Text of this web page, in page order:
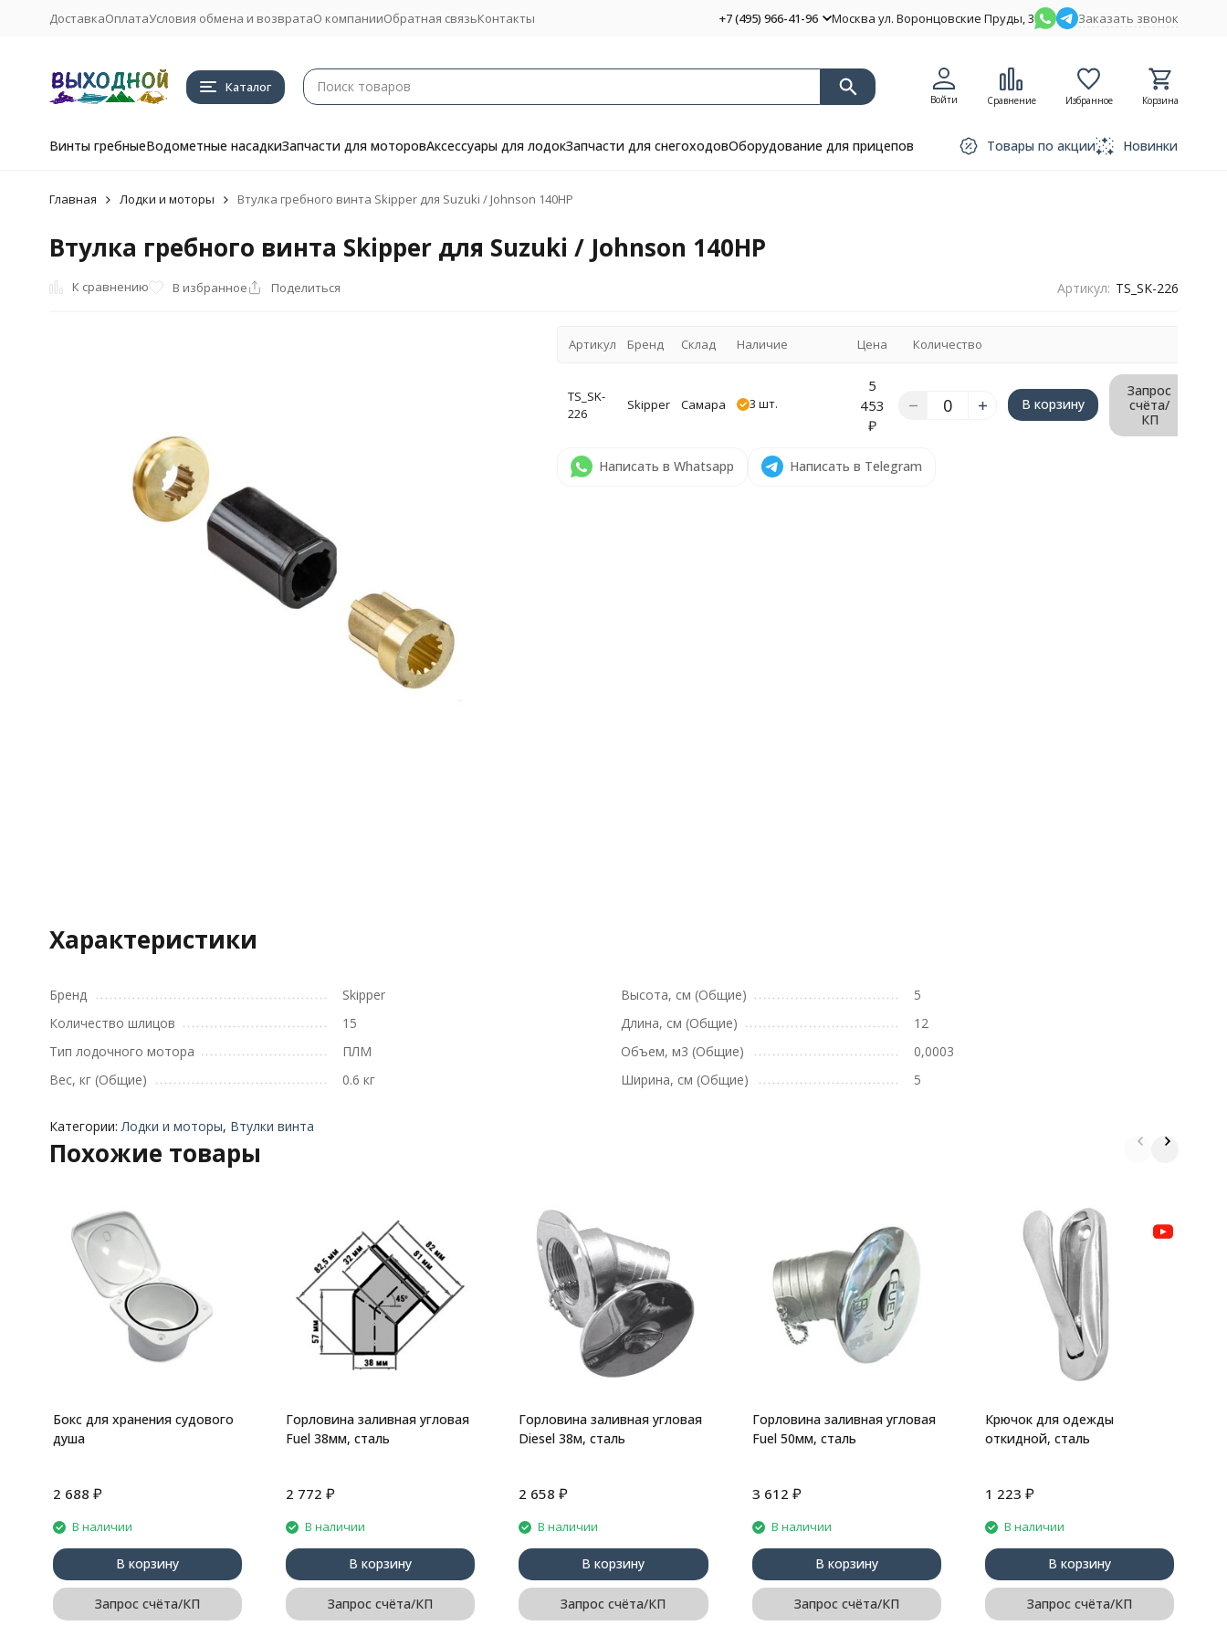
ДоставкаОплатаУсловия обмена и возвратаО компанииОбратная связьКонтакты +7 (495) 966-41-96 Москва ул. Воронцовские Пруды, 3 Заказать звонок
Каталог
Войти Сравнение Избранное Корзина
Винты гребныеВодометные насадкиЗапчасти для моторовАксессуары для лодокЗапчасти для снегоходовОборудование для прицепов Товары по акции Новинки
Главная Лодки и моторы Втулка гребного винта Skipper для Suzuki / Johnson 140HP
Втулка гребного винта Skipper для Suzuki / Johnson 140HP
К сравнению В избранное Поделиться Артикул: TS_SK-226
Артикул Бренд Склад Наличие Цена Количество
TS_SK-
226
Skipper Самара 3 шт.
5
453
₽
В корзину
Запрос
счёта/
КП
Написать в Whatsapp Написать в Telegram
Характеристики
Бренд
Skipper
Количество шлицов
15
Тип лодочного мотора
ПЛМ
Вес, кг (Общие)
0.6 кг
Высота, см (Общие)
5
Длина, см (Общие)
12
Объем, м3 (Общие)
0,0003
Ширина, см (Общие)
5
Категории:Лодки и моторы, Втулки винта
Похожие товары
Бокс для хранения судового
душа
2 688 ₽
В наличии
В корзину
Запрос счёта/КП
Горловина заливная угловая
Fuel 38мм, сталь
2 772 ₽
В наличии
В корзину
Запрос счёта/КП
Горловина заливная угловая
Diesel 38м, сталь
2 658 ₽
В наличии
В корзину
Запрос счёта/КП
Горловина заливная угловая
Fuel 50мм, сталь
3 612 ₽
В наличии
В корзину
Запрос счёта/КП
Крючок для одежды
откидной, сталь
1 223 ₽
В наличии
В корзину
Запрос счёта/КП